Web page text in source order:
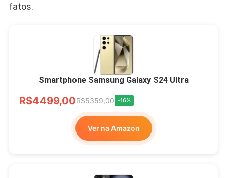
fatos.
Smartphone Samsung Galaxy S24 Ultra
R$4499,00R$5359,00 -16%
Ver na Amazon